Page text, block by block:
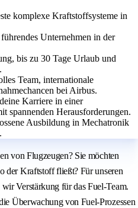
komplexe Kraftstoffsysteme in
Unternehmen in der
bis zu 30 Tage Urlaub und
Team, internationale
bei Airbus.
Karriere in einer
spannenden Herausforderungen.
Ausbildung in Mechatronik
von Flugzeugen? Sie möchten
der Kraftstoff fließt? Für unseren
Verstärkung für das Fuel-Team.
Überwachung von Fuel-Prozessen